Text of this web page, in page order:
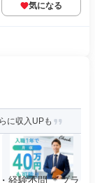
気になる
に収入UPも
経験不問 ＊ブラ